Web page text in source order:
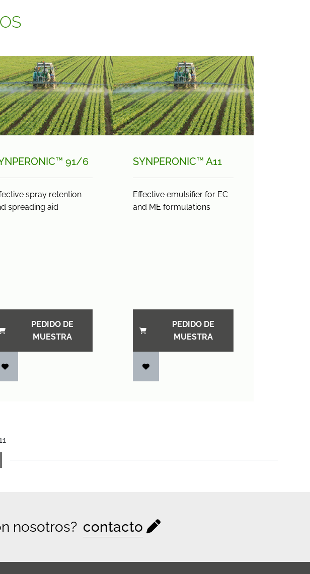
91/6
spray retention
spreading aid
PEDIDO DE
MUESTRA
SYNPERONIC™ A11
Effective emulsifier for EC
and ME formulations
PEDIDO DE
MUESTRA
nosotros? contacto